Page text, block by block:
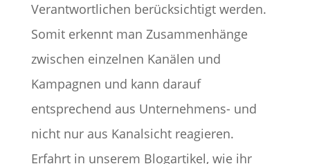
Verantwortlichen berücksichtigt werden.
Somit erkennt man Zusammenhänge
zwischen einzelnen Kanälen und
Kampagnen und kann darauf
entsprechend aus Unternehmens- und
nicht nur aus Kanalsicht reagieren.
Erfahrt in unserem Blogartikel, wie ihr